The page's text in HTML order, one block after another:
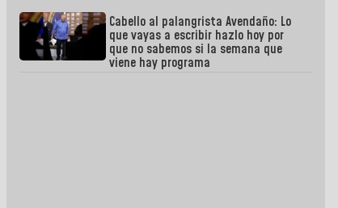
Cabello al palangrista Avendaño: Lo
que vayas a escribir hazlo hoy por
que no sabemos si la semana que
viene hay programa